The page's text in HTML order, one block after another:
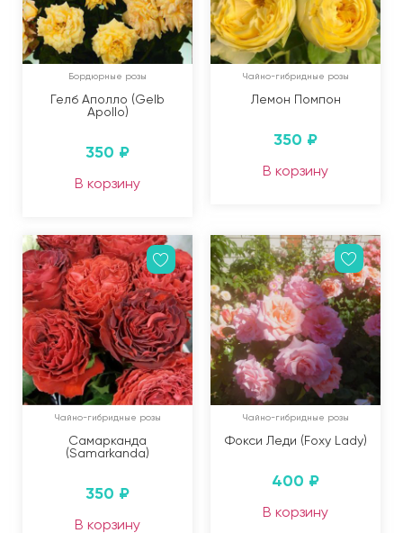
Бордюрные розы
Гелб Аполло (Gelb
Apollo)
350 ₽
В корзину
Чайно-гибридные розы
Лемон Помпон
350 ₽
В корзину
Чайно-гибридные розы
Самарканда
(Samarkanda)
350 ₽
В корзину
Чайно-гибридные розы
Фокси Леди (Foxy Lady)
400 ₽
В корзину